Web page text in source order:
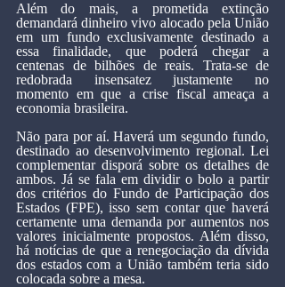
Além do mais, a prometida extinção
demandará dinheiro vivo alocado pela União
em um fundo exclusivamente destinado a
essa finalidade, que poderá chegar a
centenas de bilhões de reais. Trata-se de
redobrada insensatez justamente no
momento em que a crise fiscal ameaça a
economia brasileira.
Não para por aí. Haverá um segundo fundo,
destinado ao desenvolvimento regional. Lei
complementar disporá sobre os detalhes de
ambos. Já se fala em dividir o bolo a partir
dos critérios do Fundo de Participação dos
Estados (FPE), isso sem contar que haverá
certamente uma demanda por aumentos nos
valores inicialmente propostos. Além disso,
há notícias de que a renegociação da dívida
dos estados com a União também teria sido
colocada sobre a mesa.